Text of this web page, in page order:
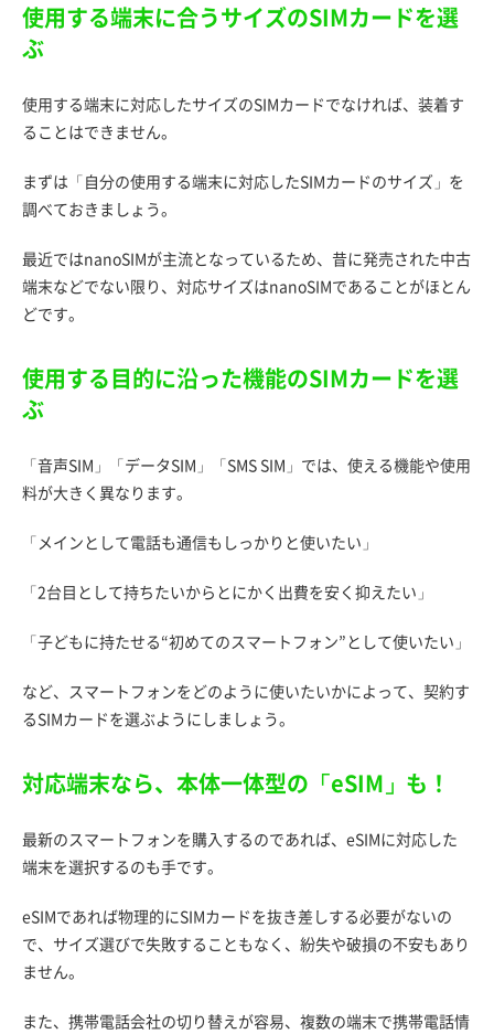
使用する端末に合うサイズのSIMカードを選
ぶ
使用する端末に対応したサイズのSIMカードでなければ、装着す
ることはできません。
まずは「自分の使用する端末に対応したSIMカードのサイズ」を
調べておきましょう。
最近ではnanoSIMが主流となっているため、昔に発売された中古
端末などでない限り、対応サイズはnanoSIMであることがほとん
どです。
使用する目的に沿った機能のSIMカードを選
ぶ
「音声SIM」「データSIM」「SMS SIM」では、使える機能や使用
料が大きく異なります。
「メインとして電話も通信もしっかりと使いたい」
「2台目として持ちたいからとにかく出費を安く抑えたい」
「子どもに持たせる“初めてのスマートフォン”として使いたい」
など、スマートフォンをどのように使いたいかによって、契約す
るSIMカードを選ぶようにしましょう。
対応端末なら、本体一体型の「eSIM」も！
最新のスマートフォンを購入するのであれば、eSIMに対応した
端末を選択するのも手です。
eSIMであれば物理的にSIMカードを抜き差しする必要がないの
で、サイズ選びで失敗することもなく、紛失や破損の不安もあり
ません。
また、携帯電話会社の切り替えが容易、複数の端末で携帯電話情